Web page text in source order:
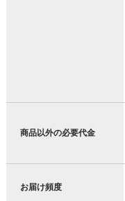
商品以外の必要代金
お届け頻度